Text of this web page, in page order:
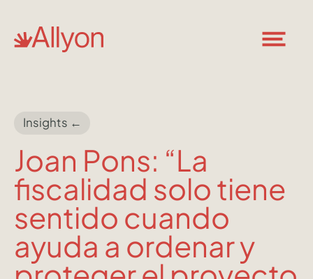
Insights ←
Joan Pons: “La
fiscalidad solo tiene
sentido cuando
ayuda a ordenar y